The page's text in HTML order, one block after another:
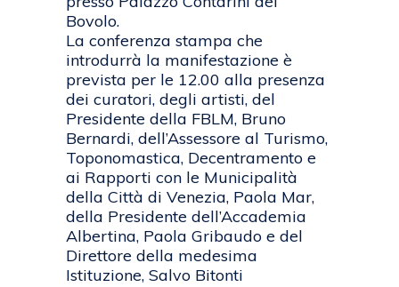
Bovolo.
La conferenza stampa che
introdurrà la manifestazione è
prevista per le 12.00 alla presenza
dei curatori, degli artisti, del
Presidente della FBLM, Bruno
Bernardi, dell’Assessore al Turismo,
Toponomastica, Decentramento e
ai Rapporti con le Municipalità
della Città di Venezia, Paola Mar,
della Presidente dell’Accademia
Albertina, Paola Gribaudo e del
Direttore della medesima
Istituzione, Salvo Bitonti